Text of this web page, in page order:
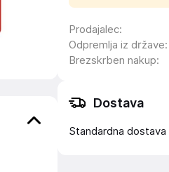
Prodajalec:
Odpremlja iz države:
Brezskrben nakup:
Dostava
Standardna dostava